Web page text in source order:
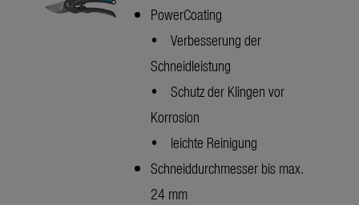
PowerCoating
• Verbesserung der
Schneidleistung
• Schutz der Klingen vor
Korrosion
• leichte Reinigung
Schneiddurchmesser bis max.
24 mm